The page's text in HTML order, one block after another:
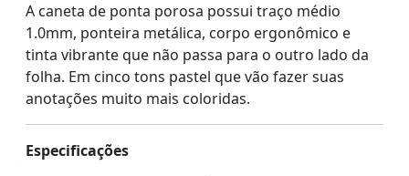
A caneta de ponta porosa possui traço médio
1.0mm, ponteira metálica, corpo ergonômico e
tinta vibrante que não passa para o outro lado da
folha. Em cinco tons pastel que vão fazer suas
anotações muito mais coloridas.
Especificações